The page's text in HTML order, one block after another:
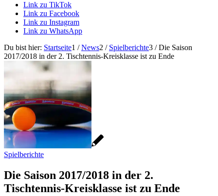
Link zu TikTok
Link zu Facebook
Link zu Instagram
Link zu WhatsApp
Du bist hier: Startseite1 / News2 / Spielberichte3 / Die Saison
2017/2018 in der 2. Tischtennis-Kreisklasse ist zu Ende
Spielberichte
Die Saison 2017/2018 in der 2.
Tischtennis-Kreisklasse ist zu Ende